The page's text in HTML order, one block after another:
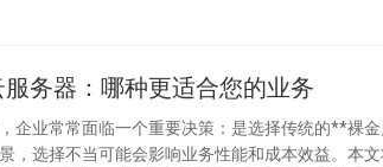
特价Qkvm年付特惠
务器：哪种更适合您的业务
企业常常面临一个重要决策：是选择传统的**裸
，选择不当可能会影响业务性能和成本效益。本